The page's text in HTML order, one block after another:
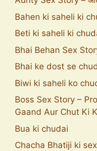
Bahen ki saheli ki
Beti ki saheli ki
Bhai Behan Sex
Bhai ke dost se
Biwi ki saheli ko
Boss Sex Story –
Gaand Aur Chut Ki
Bua ki chudai
Chacha Bhatiji ki sex